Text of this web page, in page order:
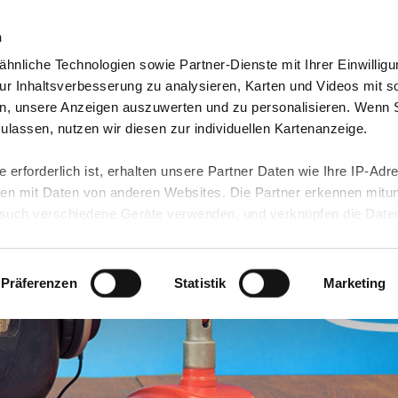
Technologien sowie Partner-Dienste mit Ihrer
Inhaltsverbesserung zu analysieren, Karten und Videos mit
unsere Anzeigen auszuwerten und zu personalisieren. Wenn
nutzen wir diesen zur individuellen Kartenanzeige.
erforderlich ist, erhalten unsere Partner Daten wie Ihre IP-
mit Daten von anderen Websites. Die Partner erkennen
verschiedene Geräte verwenden, und verknüpfen die Daten
Daten führen kann.
unserenDatenschutzhinweisenund in unsererCookie-
Funktionen für diese Zwecke aktiviert sind, müssen Sie
mittels nachfolgender Buttons über Ihre Einwilligung für
erteilte Einwilligung stets für die Zukunft widerrufen. Bitte
Präferenzen Statistik Marketing
& Angebote Presse & Themen Jobs & Karriere